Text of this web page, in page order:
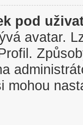
pod
avatar.
mohou